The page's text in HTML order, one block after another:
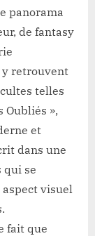
panorama
de fantasy
y retrouvent
telles
Oubliés »,
et
dans une
qui se
visuel
fait que